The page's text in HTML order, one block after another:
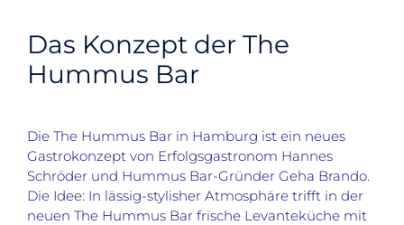
Das Konzept der The
Hummus Bar
Die The Hummus Bar in Hamburg ist ein neues
Gastrokonzept von Erfolgsgastronom Hannes
Schröder und Hummus Bar-Gründer Geha Brando.
Die Idee: In lässig-stylisher Atmosphäre trifft in der
neuen The Hummus Bar frische Levanteküche mit